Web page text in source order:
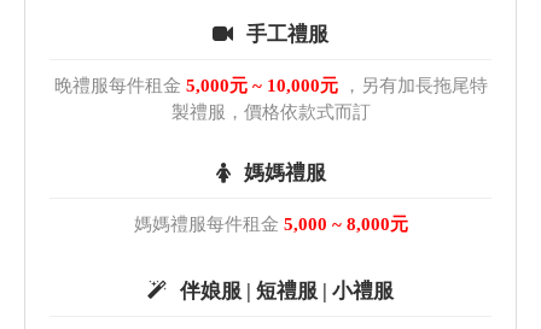
手工禮服
晚禮服每件租金 5,000元 ~ 10,000元，另有加長拖尾特
製禮服，價格依款式而訂
媽媽禮服
媽媽禮服每件租金 5,000 ~ 8,000元
伴娘服 | 短禮服 | 小禮服